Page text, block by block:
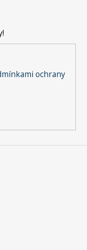
ochrany